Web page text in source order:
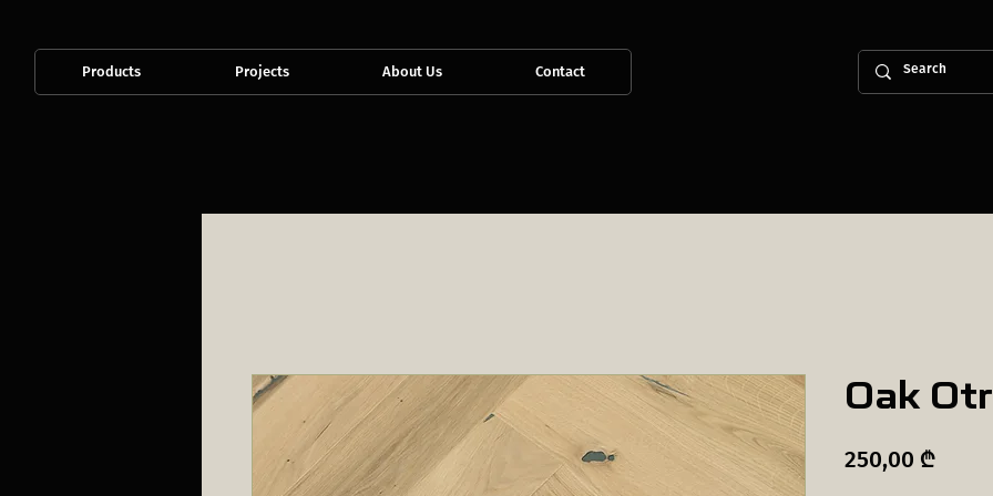
Products Projects About Us Contact
Oak
250,00 ₾Price